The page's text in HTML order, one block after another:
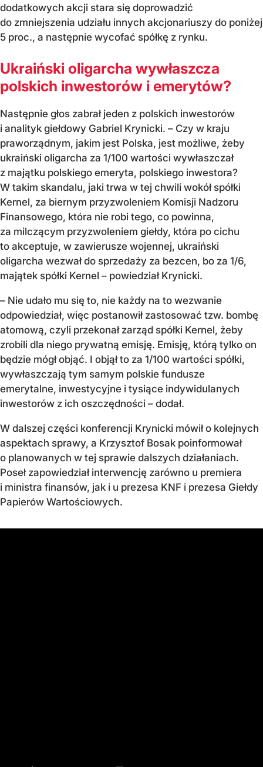
dodatkowych akcji stara się doprowadzić
do zmniejszenia udziału innych akcjonariuszy do poniżej
5 proc., a następnie wycofać spółkę z rynku.
Ukraiński oligarcha wywłaszcza
polskich inwestorów i emerytów?
Następnie głos zabrał jeden z polskich inwestorów
i analityk giełdowy Gabriel Krynicki. – Czy w kraju
praworządnym, jakim jest Polska, jest możliwe, żeby
ukraiński oligarcha za 1/100 wartości wywłaszczał
z majątku polskiego emeryta, polskiego inwestora?
W takim skandalu, jaki trwa w tej chwili wokół spółki
Kernel, za biernym przyzwoleniem Komisji Nadzoru
Finansowego, która nie robi tego, co powinna,
za milczącym przyzwoleniem giełdy, która po cichu
to akceptuje, w zawierusze wojennej, ukraiński
oligarcha wezwał do sprzedaży za bezcen, bo za 1/6,
majątek spółki Kernel – powiedział Krynicki.
– Nie udało mu się to, nie każdy na to wezwanie
odpowiedział, więc postanowił zastosować tzw. bombę
atomową, czyli przekonał zarząd spółki Kernel, żeby
zrobili dla niego prywatną emisję. Emisję, którą tylko on
będzie mógł objąć. I objął to za 1/100 wartości spółki,
wywłaszczają tym samym polskie fundusze
emerytalne, inwestycyjne i tysiące indywidulanych
inwestorów z ich oszczędności – dodał.
W dalszej części konferencji Krynicki mówił o kolejnych
aspektach sprawy, a Krzysztof Bosak poinformował
o planowanych w tej sprawie dalszych działaniach.
Poseł zapowiedział interwencję zarówno u premiera
i ministra finansów, jak i u prezesa KNF i prezesa Giełdy
Papierów Wartościowych.